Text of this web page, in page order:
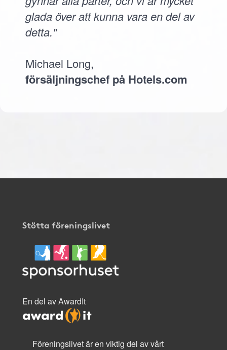
glada över att kunna vara en del av
detta."
Michael Long,
försäljningschef på Hotels.com
Stötta föreningslivet
En del av AwardIt
Föreningslivet är en viktig del av vårt